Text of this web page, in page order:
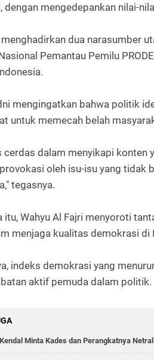
dengan mengedepankan nilai-
dua narasumber
Pemantau Pemilu
mengingatkan bahwa politik
untuk memecah belah
cerdas dalam menyikapi konten
oleh isu-isu yang tidak
tegasnya.
itu, Wahyu Al Fajri menyoroti
menjaga kualitas demokrasi di
indeks demokrasi yang
aktif pemuda dalam politik.
Minta Kades dan Perangkatnya